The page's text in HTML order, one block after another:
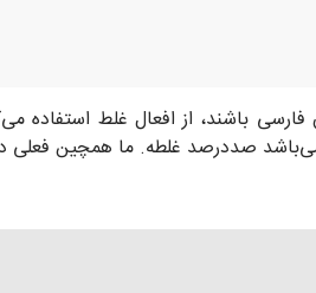
باشند، از افعال غلط استفاده